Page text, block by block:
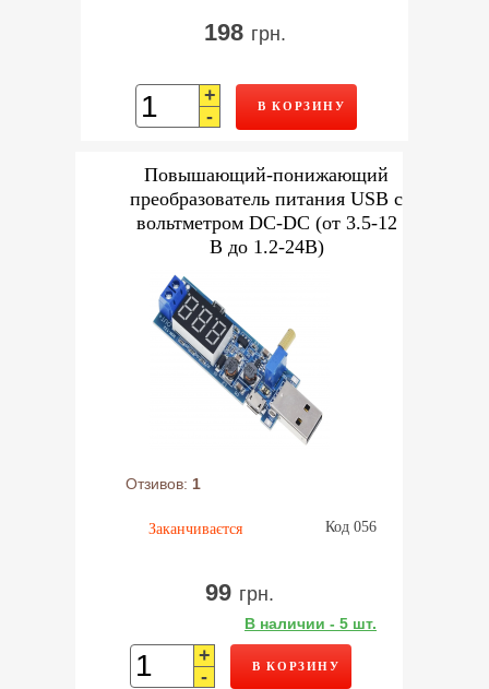
198 грн.
+
-
В КОРЗИНУ
Повышающий-понижающий
преобразователь питания USB с
вольтметром DC-DC (от 3.5-12
В до 1.2-24В)
Отзивов: 1
Заканчиваєтся Код 056
99 грн.
+
-
В КОРЗИНУ
В наличии - 5 шт.